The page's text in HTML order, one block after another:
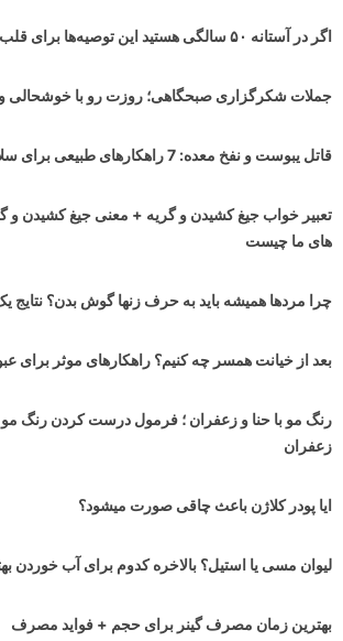
اگر در آستانه ۵۰ سالگی هستید این توصیه‌ها برای قلب شماست
جملات شکرگزاری صبحگاهی؛ روزت رو با
قاتل یبوست و نفخ معده: 7 راهکارهای طبیعی برای سلامت دستگاه گوارش
تعبیر خواب جیغ کشیدن و گریه + معنی جیغ کشیدن و
های ما چیست
چرا مردها همیشه باید به حرف زنها گوش بدن؟ نتایج
بعد از خیانت همسر چه کنیم؟ راهکارهای موثر برای
رنگ مو با حنا و زعفران ؛ فرمول درست کردن رنگ مو
زعفران
ایا پودر کلاژن باعث چاقی صورت میشود؟
لیوان مسی یا استیل؟ بالاخره کدوم برای آب خوردن
بهترین زمان مصرف گینر برای حجم + فواید مصرف